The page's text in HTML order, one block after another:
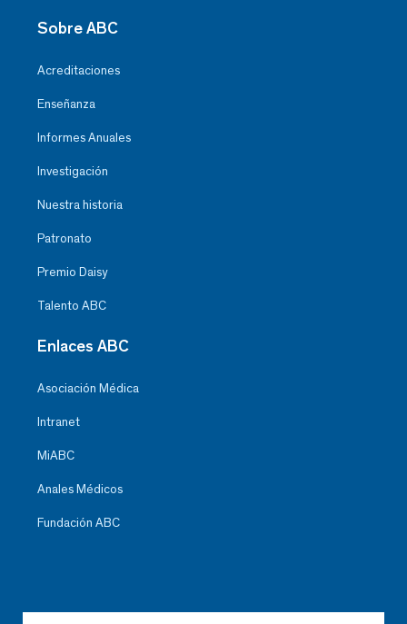
Sobre ABC
Acreditaciones
Enseñanza
Informes Anuales
Investigación
Nuestra historia
Patronato
Premio Daisy
Talento ABC
Enlaces ABC
Asociación Médica
Intranet
MiABC
Anales Médicos
Fundación ABC